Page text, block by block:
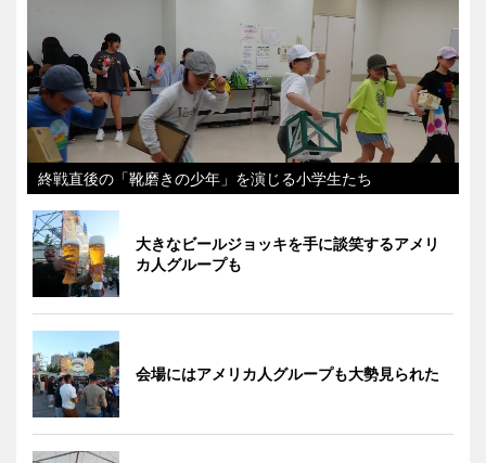
終戦直後の「靴磨きの少年」を演じる小学生たち
大きなビールジョッキを手に談笑するアメリ
カ人グループも
会場にはアメリカ人グループも大勢見られた